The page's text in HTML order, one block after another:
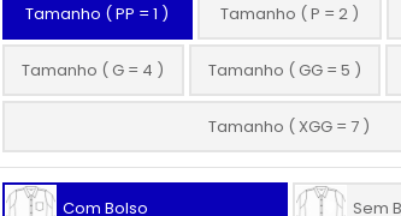
Tamanho ( PP = 1 ) Tamanho ( P = 2 )
Tamanho ( G = 4 ) Tamanho ( GG = 5 )
Tamanho ( XGG = 7 )
Com Bolso Sem